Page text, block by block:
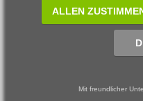
Impressum
Datenschutzerklärung
Kassel
ALLEN
Mit freundlicher